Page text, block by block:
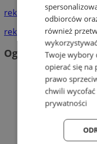
reklama
reklama
Ogłoszenia
odbiorców
również
Twoje wybory
opierać się na
prawo
chwili
prywatności